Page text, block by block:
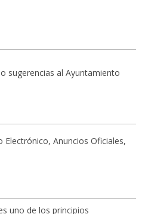
sugerencias al Ayuntamiento
Electrónico, Anuncios Oficiales,
uno de los principios